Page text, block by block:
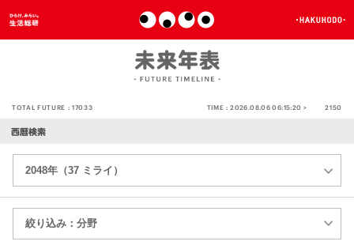
TOTAL FUTURE :17033 TIME :2026.08.06 06:15:20 > 2150
西暦検索